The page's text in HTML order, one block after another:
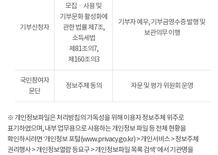
기부신청자
모집ㆍ사용 및
기부문화 활성화에
관한 법률 제7조,
소득세법
제81조의7,
제160조의3
기부자 예우, 기부금영수증 발행 및
보관의무 이행
국민참여자
문단
정보주체 동의 자문 및 평가 위원회 운영
※ 개인정보파일은 처리방침의 가독성을 위해 이용자 정보주체 위주로
표기하였으며, 내부 업무용으로 사용하는 개인정보 파일 등 전체 현황을
확인하시려면 ‘개인정보 포털(www.privacy.go.kr) > 개인서비스 > 정보주체
권리행사 > 개인정보열람 등요구 > 개인정보파일 목록 검색’ 에서 기관명을